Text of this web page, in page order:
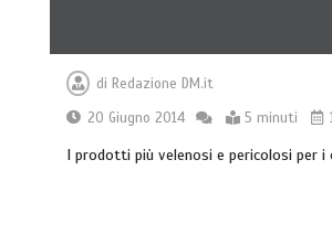
di Redazione DM.it
20 Giugno 2014
5 minuti
I prodotti più velenosi e pericolosi per i